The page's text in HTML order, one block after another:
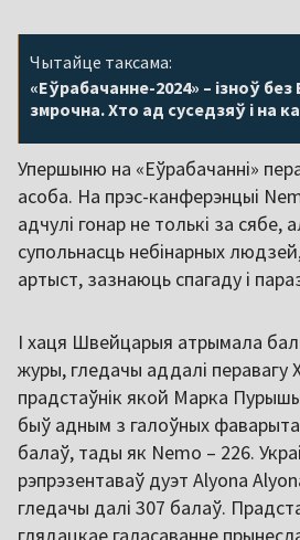
Чытайце таксама:
«Еўрабачанне-2024» – ізноў без
змрочна. Хто ад суседзяў і на
Упершыню на «Еўрабачанні»
асоба. На прэс-канферэнцыі
адчулі гонар не толькі за сябе,
супольнасць небінарных
артыст, зазнаюць спагаду і
І хаця Швейцарыя атрымала
журы, гледачы аддалі перавагу
прадстаўнік якой Марка
быў адным з галоўных
балаў, тады як Nemo – 226.
рэпрэзентаваў дуэт Alyona
гледачы далі 307 балаў.